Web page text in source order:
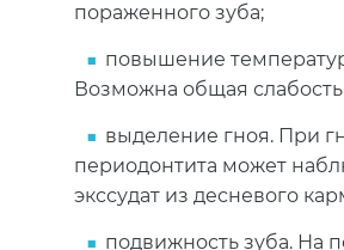
пораженного зуба;
повышение
Возможна общая
выделение гноя. При
периодонтита может
экссудат из десневого
подвижность зуба. На